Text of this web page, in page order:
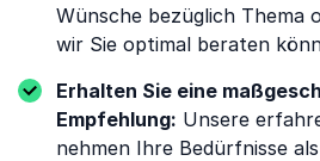
Wünsche bezüglich Thema
wir Sie optimal beraten
Erhalten Sie eine
Empfehlung: Unsere
nehmen Ihre Bedürfnisse